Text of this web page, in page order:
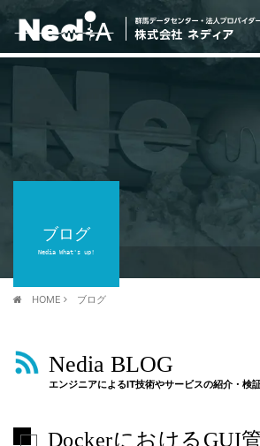
ブログ
Nedia What's up!
HOME ブログ
Nedia BLOG
エンジニアによるIT技術やサービスの紹介・検
DockerにおけるGUI